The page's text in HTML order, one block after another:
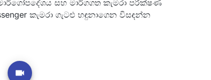
සහ මාර්ගගත කැමරා පරීක්ෂණ
කැමරා ගැටළු හඳුනාගෙන විසඳන්න